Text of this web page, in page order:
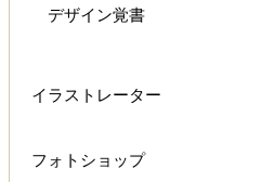
デザイン覚書
イラストレーター
フォトショップ